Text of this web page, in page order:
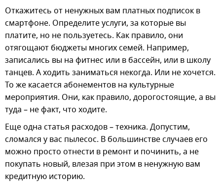
Откажитесь от ненужных вам платных подписок в
смартфоне. Определите услуги, за которые вы
платите, но не пользуетесь. Как правило, они
отягощают бюджеты многих семей. Например,
записались вы на фитнес или в бассейн, или в школу
танцев. А ходить заниматься некогда. Или не хочется.
То же касается абонементов на культурные
мероприятия. Они, как правило, дорогостоящие, а вы
туда – не факт, что ходите.
Еще одна статья расходов – техника. Допустим,
сломался у вас пылесос. В большинстве случаев его
можно просто отнести в ремонт и починить, а не
покупать новый, влезая при этом в ненужную вам
кредитную историю.